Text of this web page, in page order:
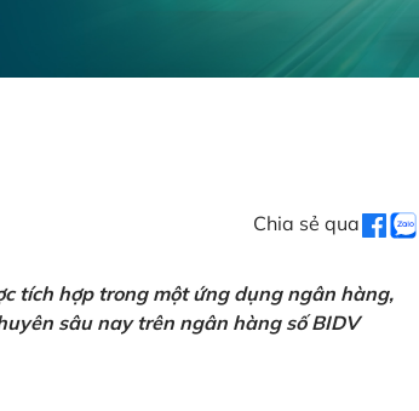
Chia sẻ qua
tích hợp trong một ứng dụng ngân hàng,
sâu nay trên ngân hàng số BIDV